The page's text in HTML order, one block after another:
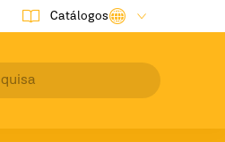
Catálogos